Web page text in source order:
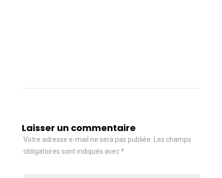
Laisser un commentaire
Votre adresse e-mail ne sera pas publiée.
Les champs
obligatoires sont indiqués avec*